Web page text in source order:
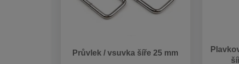
Průvlek / vsuvka šíře 25 mm